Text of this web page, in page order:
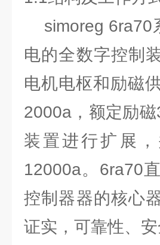
simoreg 6ra70
电的全数字控制
电机电枢和励磁
2000a，额定励
装置进行扩展
12000a。6ra70
控制器器的核心
证实，可靠性、